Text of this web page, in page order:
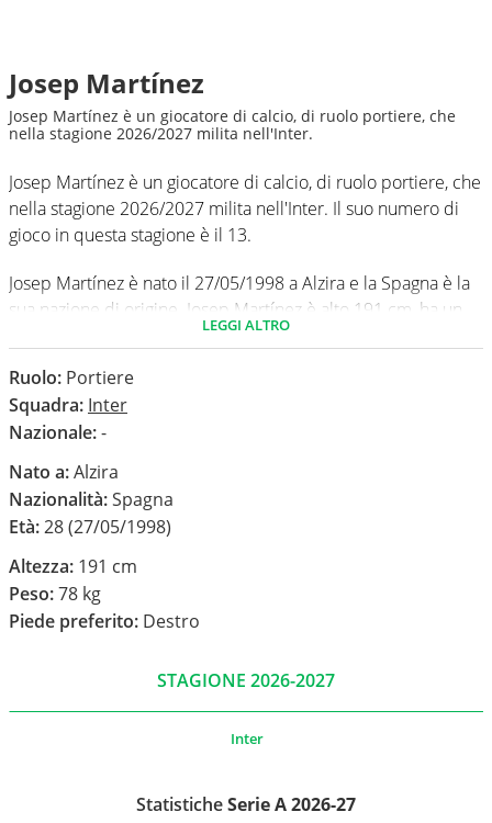
Josep Martínez
Josep Martínez è un giocatore di calcio, di ruolo portiere, che
nella stagione 2026/2027 milita nell'Inter.
Josep Martínez è un giocatore di calcio, di ruolo portiere, che
nella stagione 2026/2027 milita nell'Inter. Il suo numero di
gioco in questa stagione è il 13.
Josep Martínez è nato il 27/05/1998 a Alzira e la Spagna è la
sua nazione di origine. Josep Martínez è alto 191 cm, ha un
peso medio di 78 kg. Il suo piede di calcio in via
In questa stagione ha disputato nel campionato Serie A 0
partite e non ha subito nessun gol.
LEGGI ALTRO
Ruolo: Portiere
Squadra: Inter
Nazionale:-
Nato a:Alzira
Nazionalità:Spagna
Età:28 (27/05/1998)
Altezza: 191 cm
Peso:78 kg
Piede preferito: Destro
STAGIONE 2026-2027
Inter
StatisticheSerie A 2026-27